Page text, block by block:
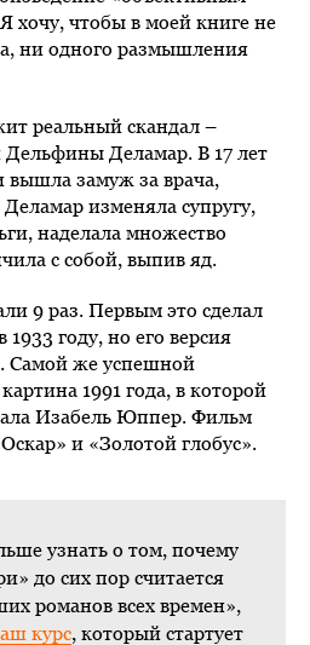
хочу, чтобы в моей книге не
ни одного размышления
реальный скандал –
Деламар. В 17 лет
замуж за врача,
изменяла супругу,
наделала множество
с собой, выпив яд.
9 раз. Первым это сделал
году, но его версия
Самой же успешной
1991 года, в которой
Изабель Юппер. Фильм
и «Золотой глобус».
узнать о том, почему
до сих пор считается
романов всех времен»,
курс, который стартует